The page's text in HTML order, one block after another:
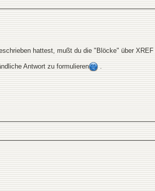
hattest, mußt du die "Blöcke" über XREF
Antwort zu formulieren